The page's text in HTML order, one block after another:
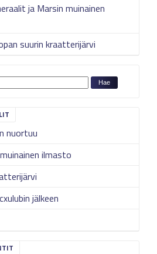
ja Marsin muinainen
suurin kraatterijärvi
nuortuu
ilmasto
jälkeen